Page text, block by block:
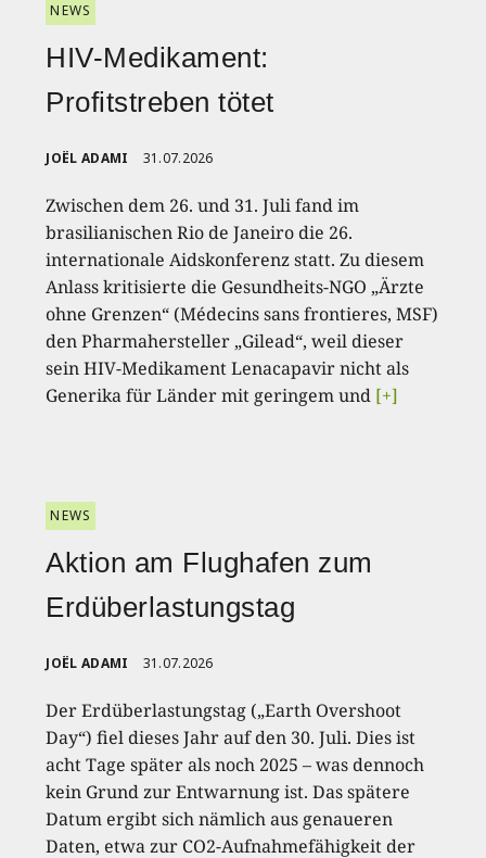
NEWS
HIV-Medikament:
Profitstreben tötet
JOËL ADAMI 31.07.2026
Zwischen dem 26. und 31. Juli fand im
brasilianischen Rio de Janeiro die 26.
internationale Aidskonferenz statt. Zu diesem
Anlass kritisierte die Gesundheits-NGO „Ärzte
ohne Grenzen“ (Médecins sans frontieres, MSF)
den Pharmahersteller „Gilead“, weil dieser
sein HIV-Medikament Lenacapavir nicht als
Generika für Länder mit geringem und [+]
NEWS
Aktion am Flughafen zum
Erdüberlastungstag
JOËL ADAMI 31.07.2026
Der Erdüberlastungstag („Earth Overshoot
Day“) fiel dieses Jahr auf den 30. Juli. Dies ist
acht Tage später als noch 2025 – was dennoch
kein Grund zur Entwarnung ist. Das spätere
Datum ergibt sich nämlich aus genaueren
Daten, etwa zur CO2-Aufnahmefähigkeit der